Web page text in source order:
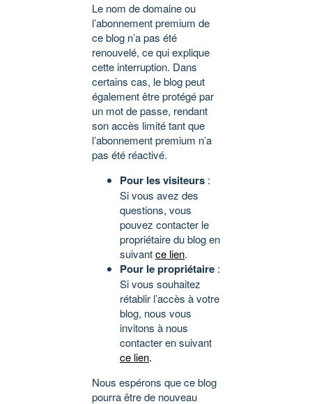
Le nom de domaine ou
l’abonnement premium de
ce blog n’a pas été
renouvelé, ce qui explique
cette interruption. Dans
certains cas, le blog peut
également être protégé par
un mot de passe, rendant
son accès limité tant que
l’abonnement premium n’a
pas été réactivé.
Pour les visiteurs :
Si vous avez des
questions, vous
pouvez contacter le
propriétaire du blog en
suivantce lien.
Pour le propriétaire :
Si vous souhaitez
rétablir l’accès à votre
blog, nous vous
invitons à nous
contacter en suivant
ce lien.
Nous espérons que ce blog
pourra être de nouveau